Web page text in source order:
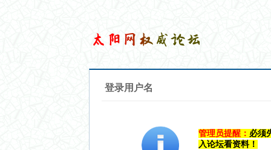
登录用户名
管理员提醒： 必须
入论坛看资料！